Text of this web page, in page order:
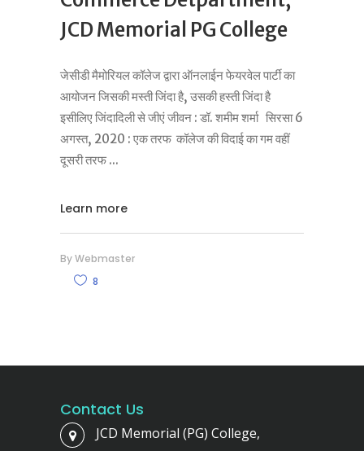
JCD Memorial PG College
जेसीडी मैमोरियल कॉलेज द्वारा ऑनलाईन फेयरवेल पार्टी का
आयोजन जिसकी मस्ती जिंदा है, उसकी हस्ती जिंदा है
इसीलिए जिंदादिली से जीएं जीवन : डॉ. शमीम शर्मा सिरसा 6
अगस्त, 2020 : एक तरफ कॉलेज की विदाई का गम वहीं
दूसरी तरफ
Learn more
ByWebmaster
8
Contact Us
JCD Memorial (PG) College,